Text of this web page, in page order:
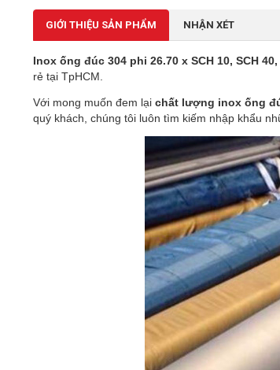
GIỚI THIỆU SẢN PHẨM NHẬN XÉT
Inox ống đúc 304 phi 26.70 x SCH 10, SCH 40,
rẻ tại TpHCM.
Với mong muốn đem lại chất lượng inox ống
quý khách, chúng tôi luôn tìm kiếm nhập khẩu